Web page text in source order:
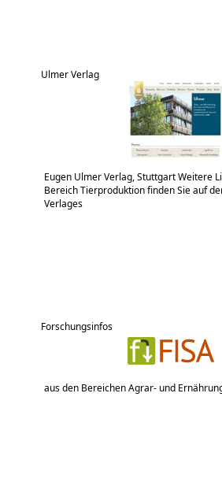
Ulmer Verlag
Eugen Ulmer Verlag, Stuttgart Weitere
Bereich Tierproduktion finden Sie auf
Verlages
Forschungsinfos
aus den Bereichen Agrar- und